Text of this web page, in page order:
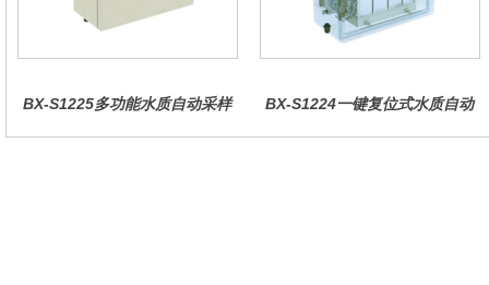
BX-S1225多功能水质自动采样
BX-S1224一键复位式水质自动